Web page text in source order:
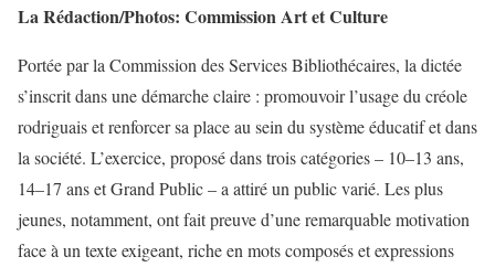
La Rédaction/Photos: Commission Art et Culture
Portée par la Commission des Services Bibliothécaires, la dictée
s’inscrit dans une démarche claire : promouvoir l’usage du créole
rodriguais et renforcer sa place au sein du système éducatif et dans
la société. L’exercice, proposé dans trois catégories – 10–13 ans,
14–17 ans et Grand Public – a attiré un public varié. Les plus
jeunes, notamment, ont fait preuve d’une remarquable motivation
face à un texte exigeant, riche en mots composés et expressions